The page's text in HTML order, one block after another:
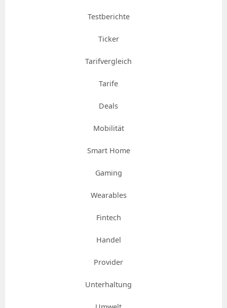
Testberichte
Ticker
Tarifvergleich
Tarife
Deals
Mobilität
Smart Home
Gaming
Wearables
Fintech
Handel
Provider
Unterhaltung